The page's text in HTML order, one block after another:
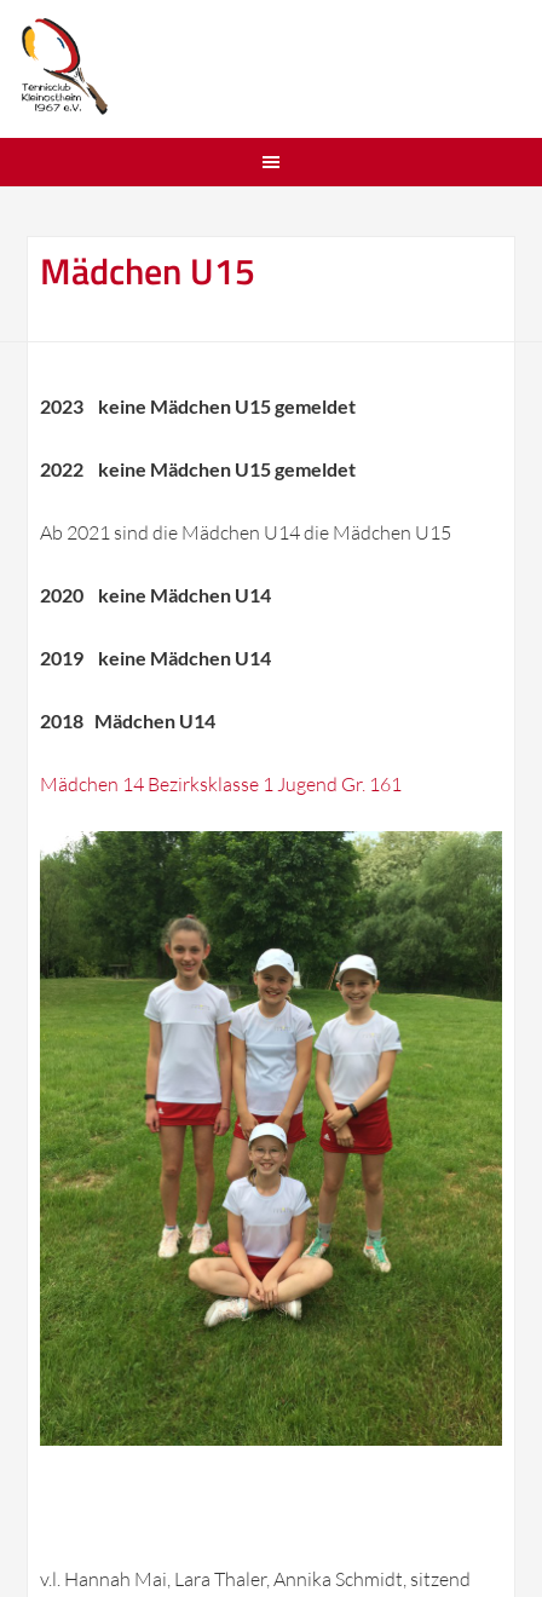
Mädchen U15
2023 keine Mädchen U15 gemeldet
2022 keine Mädchen U15 gemeldet
Ab 2021 sind die Mädchen U14 die Mädchen U15
2020 keine Mädchen U14
2019 keine Mädchen U14
2018 Mädchen U14
Mädchen 14 Bezirksklasse 1 Jugend Gr. 161
v.l. Hannah Mai, Lara Thaler, Annika Schmidt, sitzend